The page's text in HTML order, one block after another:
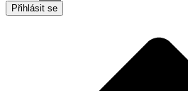
Přihlásit se